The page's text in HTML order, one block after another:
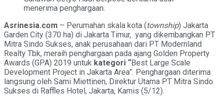
menerima penghargaan.
Asrinesia.com – Perumahan skala kota (township) Jakarta
Garden City (370 ha) di Jakarta Timur, yang dikembangkan PT
Mitra Sindo Sukses, anak perusahaan dari PT Modernland
Realty Tbk, meraih penghargaan pada ajang Golden Property
Awards (GPA) 2019 untuk kategori “Best Large Scale
Development Project in Jakarta Area”. Penghargaan diterima
langsung oleh Sami Miettinen, Direktur Utama PT Mitra Sindo
Sukses di Raffles Hotel, Jakarta, Kamis (5/12).